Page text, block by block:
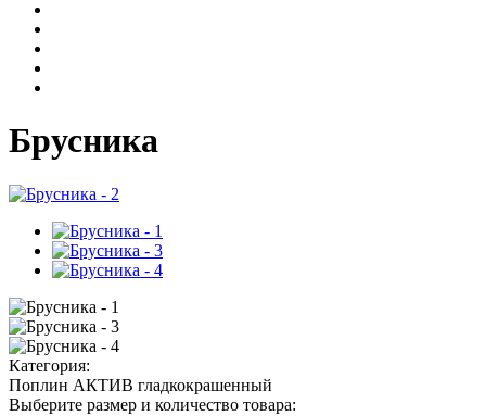
Брусника
Категория:
Поплин АКТИВ гладкокрашенный
Выберите размер и количество товара: